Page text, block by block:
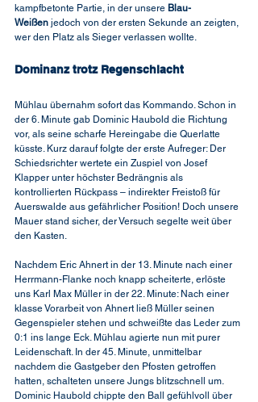
kampfbetonte Partie, in der unsere Blau-
Weißen jedoch von der ersten Sekunde an zeigten,
wer den Platz als Sieger verlassen wollte.
Dominanz trotz Regenschlacht
Mühlau übernahm sofort das Kommando. Schon in
der 6. Minute gab Dominic Haubold die Richtung
vor, als seine scharfe Hereingabe die Querlatte
küsste. Kurz darauf folgte der erste Aufreger: Der
Schiedsrichter wertete ein Zuspiel von Josef
Klapper unter höchster Bedrängnis als
kontrollierten Rückpass – indirekter Freistoß für
Auerswalde aus gefährlicher Position! Doch unsere
Mauer stand sicher, der Versuch segelte weit über
den Kasten.
Nachdem Eric Ahnert in der 13. Minute nach einer
Herrmann-Flanke noch knapp scheiterte, erlöste
uns Karl Max Müller in der 22. Minute: Nach einer
klasse Vorarbeit von Ahnert ließ Müller seinen
Gegenspieler stehen und schweißte das Leder zum
0:1 ins lange Eck. Mühlau agierte nun mit purer
Leidenschaft. In der 45. Minute, unmittelbar
nachdem die Gastgeber den Pfosten getroffen
hatten, schalteten unsere Jungs blitzschnell um.
Dominic Haubold chippte den Ball gefühlvoll über